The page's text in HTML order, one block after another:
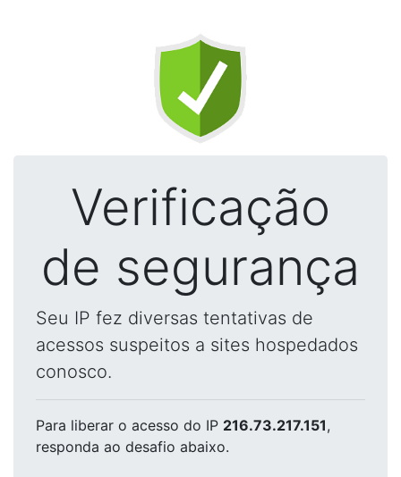
Verificação
de segurança
Seu IP fez diversas tentativas de
acessos suspeitos a sites hospedados
conosco.
Para liberar o acesso do IP 216.73.217.151,
responda ao desafio abaixo.